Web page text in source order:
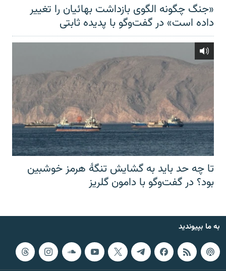
«جنگ چگونه الگوی بازداشت بهائیان را تغییر
داده است» در گفت‌وگو با پدیده ثابتی
تا چه حد باید به گشایش تنگهٔ هرمز خوشبین
بود؟ در گفت‌وگو با دامون گلریز
به ما بپیوندید